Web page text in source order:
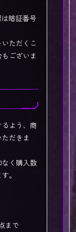
暗証番号
ただくこ
ございま
よう、商
だきま
く購入数
。
まで